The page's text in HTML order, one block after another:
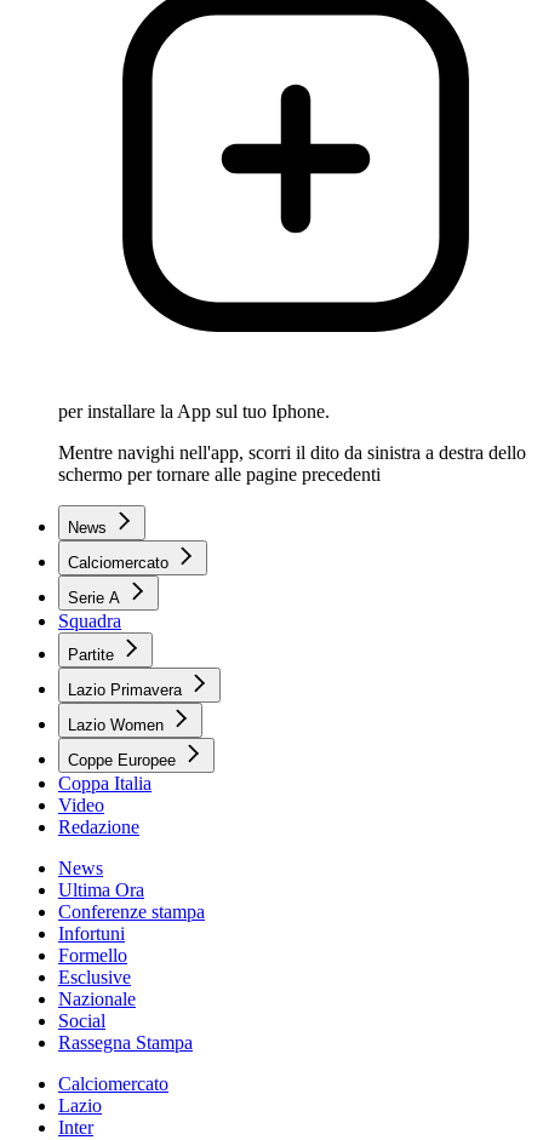
per installare la App sul tuo Iphone.
Mentre navighi nell'app, scorri il dito da sinistra a destra dello
schermo per tornare alle pagine precedenti
News
Calciomercato
Serie A
Squadra
Partite
Lazio Primavera
Lazio Women
Coppe Europee
Coppa Italia
Video
Redazione
News
Ultima Ora
Conferenze stampa
Infortuni
Formello
Esclusive
Nazionale
Social
Rassegna Stampa
Calciomercato
Lazio
Inter